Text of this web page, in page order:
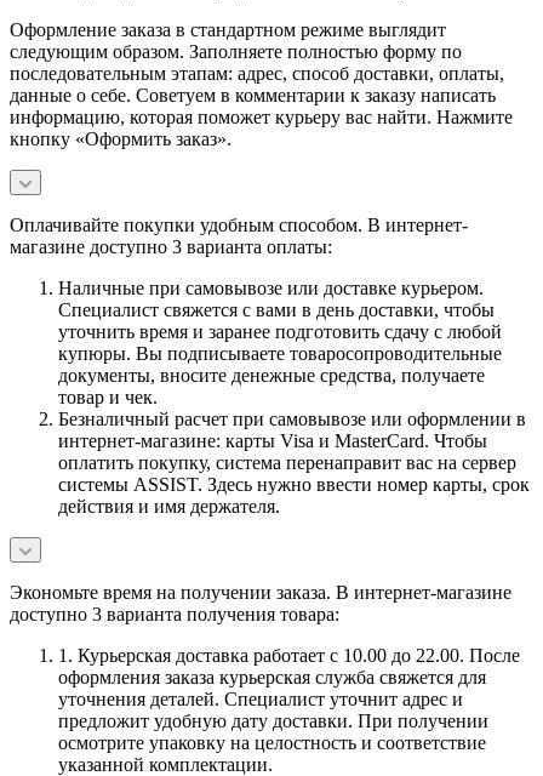
Оформление заказа в стандартном режиме выглядит
следующим образом. Заполняете полностью форму по
последовательным этапам: адрес, способ доставки, оплаты,
данные о себе. Советуем в комментарии к заказу написать
информацию, которая поможет курьеру вас найти. Нажмите
кнопку «Оформить заказ».
Оплачивайте покупки удобным способом. В интернет-
магазине доступно 3 варианта оплаты:
Наличные при самовывозе или доставке курьером.
Специалист свяжется с вами в день доставки, чтобы
уточнить время и заранее подготовить сдачу с любой
купюры. Вы подписываете товаросопроводительные
документы, вносите денежные средства, получаете
товар и чек.
Безналичный расчет при самовывозе или оформлении в
интернет-магазине: карты Visa и MasterCard. Чтобы
оплатить покупку, система перенаправит вас на сервер
системы ASSIST. Здесь нужно ввести номер карты, срок
действия и имя держателя.
Экономьте время на получении заказа. В интернет-магазине
доступно 3 варианта получения товара:
1. Курьерская доставка работает с 10.00 до 22.00. После
оформления заказа курьерская служба свяжется для
уточнения деталей. Специалист уточнит адрес и
предложит удобную дату доставки. При получении
осмотрите упаковку на целостность и соответствие
указанной комплектации.